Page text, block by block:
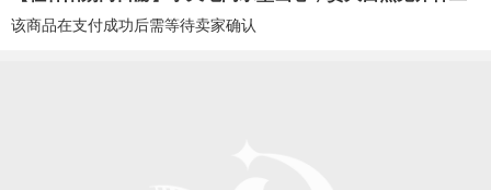
该商品在支付成功后需等待卖家确认